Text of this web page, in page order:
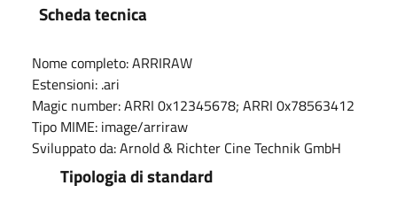
Scheda tecnica
Nome completo:ARRIRAW
Estensioni: .ari
Magic number:ARRI 0x12345678; ARRI 0x78563412
Tipo MIME: image/arriraw
Sviluppato da:Arnold & Richter Cine Technik GmbH
Tipologia di standard